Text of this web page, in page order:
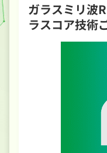
ガラスミリ波
ラスコア技術